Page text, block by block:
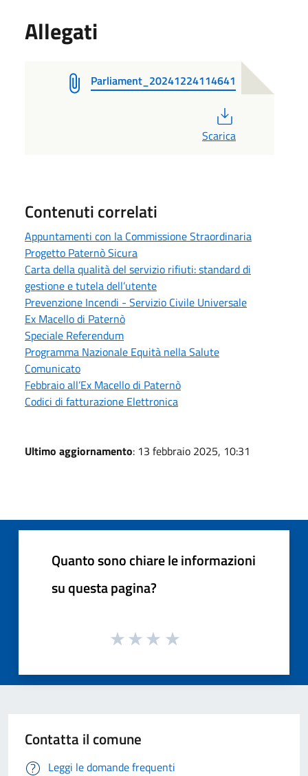
Allegati
Parliament_20241224114641
Scarica
Contenuti correlati
Appuntamenti con la Commissione Straordinaria
Progetto Paternò Sicura
Carta della qualità del servizio rifiuti: standard di
gestione e tutela dell’utente
Prevenzione Incendi - Servizio Civile Universale
Ex Macello di Paternò
Speciale Referendum
Programma Nazionale Equità nella Salute
Comunicato
Febbraio all’Ex Macello di Paternò
Codici di fatturazione Elettronica
Ultimo aggiornamento: 13 febbraio 2025, 10:31
Quanto sono chiare le informazioni
su questa pagina?
Contatta il comune
Leggi le domande frequenti